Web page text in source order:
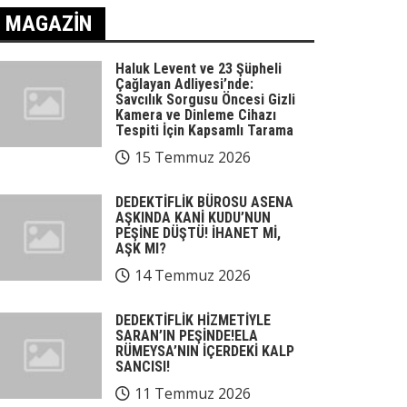
MAGAZIN
Haluk Levent ve 23 Şüpheli
Çağlayan Adliyesi’nde:
Savcılık Sorgusu Öncesi Gizli
Kamera ve Dinleme Cihazı
Tespiti İçin Kapsamlı Tarama
15 Temmuz 2026
DEDEKTİFLİK BÜROSU ASENA
AŞKINDA KANİ KUDU’NUN
PEŞİNE DÜŞTÜ! İHANET Mİ,
AŞK MI?
14 Temmuz 2026
DEDEKTİFLİK HİZMETİYLE
SARAN’IN PEŞİNDE!ELA
RÜMEYSA’NIN İÇERDEKİ KALP
SANCISI!
11 Temmuz 2026